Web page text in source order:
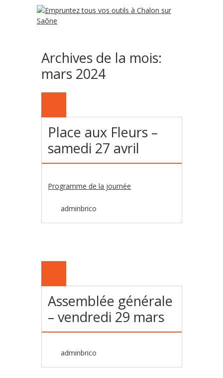
Archives de la mois:
mars 2024
Place aux Fleurs –
samedi 27 avril
Programme de la journée
adminbrico
Assemblée générale
– vendredi 29 mars
adminbrico